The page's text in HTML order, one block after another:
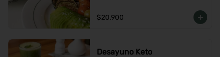
$20.900
Desayuno Keto